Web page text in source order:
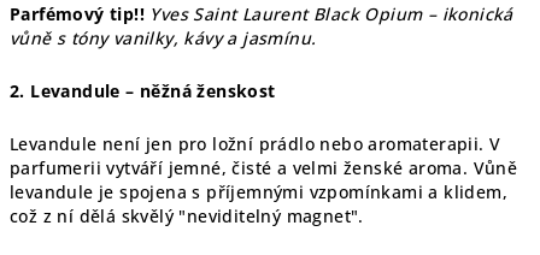
Parfémový tip!! Yves Saint Laurent Black Opium – ikonická
vůně s tóny vanilky, kávy a jasmínu.
2. Levandule – něžná ženskost
Levandule není jen pro ložní prádlo nebo aromaterapii. V
parfumerii vytváří jemné, čisté a velmi ženské aroma. Vůně
levandule je spojena s příjemnými vzpomínkami a klidem,
což z ní dělá skvělý "neviditelný magnet".